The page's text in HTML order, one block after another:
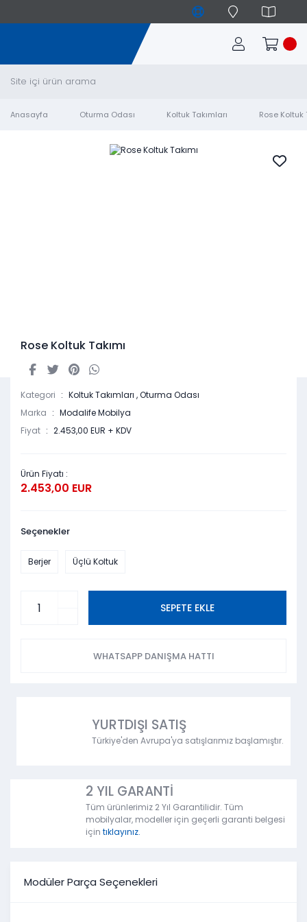
Anasayfa Oturma Odası Koltuk Takımları Rose Koltuk
Rose Koltuk Takımı
Kategori Koltuk Takımları ,Oturma Odası
Marka
Modalife Mobilya
Fiyat
2.453,00 EUR + KDV
Ürün Fiyatı :
2.453,00 EUR
Seçenekler
Berjer Üçlü Koltuk
SEPETE EKLE
WHATSAPP DANIŞMA HATTI
YURTDIŞI SATIŞ
Türkiye'den Avrupa'ya satışlarımız başlamıştır.
2 YIL GARANTİ
Tüm ürünlerimiz 2 Yıl Garantilidir. Tüm
mobilyalar, modeller için geçerli garanti belgesi
için tıklayınız.
Modüler Parça Seçenekleri